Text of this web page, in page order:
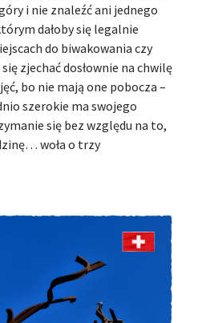
i nie znaleźć ani jednego
dałoby się legalnie
do biwakowania czy
zjechać dosłownie na chwilę
bo nie mają one pobocza –
szerokie ma swojego
się bez względu na to,
woła o trzy